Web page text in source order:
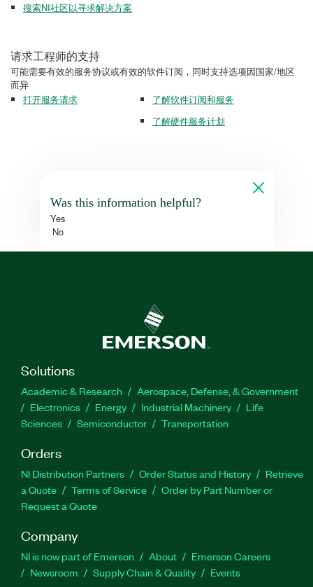
搜索NI社区以寻求解决方案
请求工程师的支持
可能需要有效的服务协议或有效的软件订阅，同时支持选项因国家/地区
而异
打开服务请求
了解软件订阅和服务
了解硬件服务计划
Was this information helpful?
Yes
No
Solutions
Academic & Research
Aerospace, Defense, & Government
Electronics
Energy Industrial Machinery
Life
Sciences
Semiconductor Transportation
Orders
NI Distribution Partners Order Status and History
Retrieve
a Quote
Terms of Service
Order by Part Number or
Request a Quote
Company
NI is now part of Emerson About
Emerson Careers
Newsroom
Supply Chain & Quality Events